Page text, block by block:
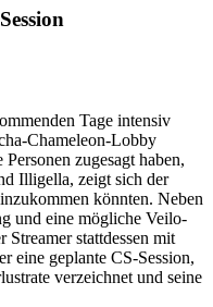
Tage intensiv
Chameleon-Lobby
zugesagt haben,
Illigella, zeigt sich der
könnten. Neben
und eine mögliche Veilo-
Streamer stattdessen mit
eine geplante CS-Session,
verzeichnet und seine